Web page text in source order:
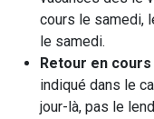
cours le samedi,
le samedi.
Retour en cours
indiqué dans le
jour-là, pas le